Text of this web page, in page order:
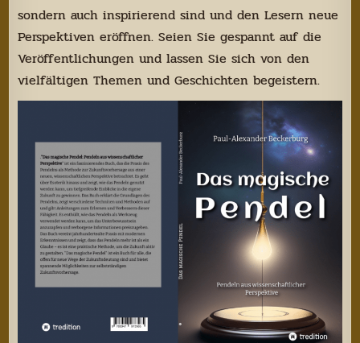
sondern auch inspirierend sind und den Lesern neue
Perspektiven eröffnen. Seien Sie gespannt auf die
Veröffentlichungen und lassen Sie sich von den
vielfältigen Themen und Geschichten begeistern.